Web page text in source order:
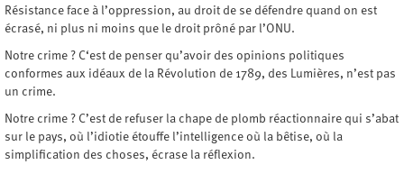
Résistance face à l’oppression, au droit de se défendre quand on est
écrasé, ni plus ni moins que le droit prôné par l’ONU.
Notre crime ? C‘est de penser qu’avoir des opinions politiques
conformes aux idéaux de la Révolution de 1789, des Lumières, n’est pas
un crime.
Notre crime ? C’est de refuser la chape de plomb réactionnaire qui s’abat
sur le pays, où l’idiotie étouffe l’intelligence où la bêtise, où la
simplification des choses, écrase la réflexion.